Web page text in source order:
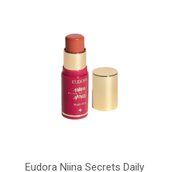
Eudora Niina Secrets Daily